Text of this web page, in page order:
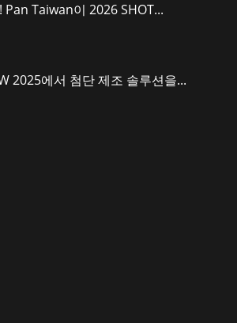
Taiwan이 2026 SHOT...
2025에서 첨단 제조 솔루션을...